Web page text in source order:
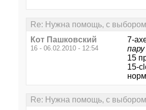
Re: Нужна помощь, с выбором
Кот Пашковский
16 - 06.02.2010 - 12:54
7-
15
15-
Re: Нужна помощь, с выбором